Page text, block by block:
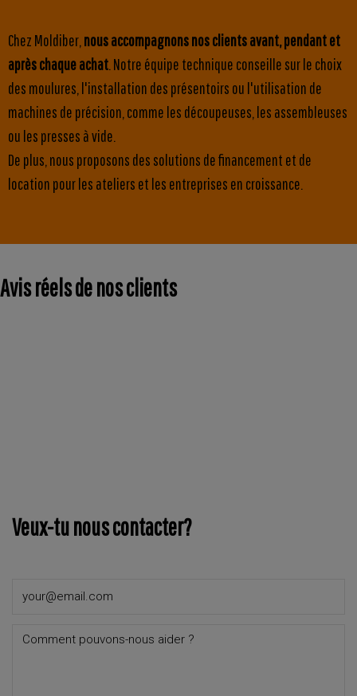
Chez Moldiber, nous accompagnons nos clients avant, pendant et
après chaque achat. Notre équipe technique conseille sur le choix
des moulures, l'installation des présentoirs ou l'utilisation de
machines de précision, comme les découpeuses, les assembleuses
ou les presses à vide.
De plus, nous proposons des solutions de financement et de
location pour les ateliers et les entreprises en croissance.
Avis réels de nos clients
Veux-tu nous contacter?